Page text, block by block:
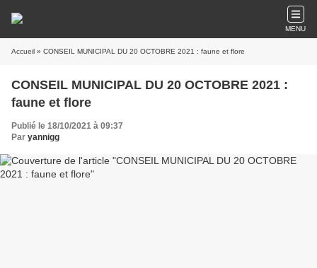
MENU
Accueil » CONSEIL MUNICIPAL DU 20 OCTOBRE 2021 : faune et flore
CONSEIL MUNICIPAL DU 20 OCTOBRE 2021 :
faune et flore
Publié le 18/10/2021 à 09:37
Par yannigg